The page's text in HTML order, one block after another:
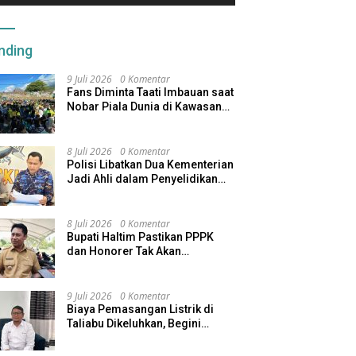
9 Juli 2026 0 Komentar
Fans Diminta Taati Imbauan saat
Nobar Piala Dunia di Kawasan
8 Juli 2026 0 Komentar
Polisi Libatkan Dua Kementerian
Jadi Ahli dalam Penyelidikan
8 Juli 2026 0 Komentar
Bupati Haltim Pastikan PPPK
dan Honorer Tak Akan
9 Juli 2026 0 Komentar
Biaya Pemasangan Listrik di
Taliabu Dikeluhkan, Begini